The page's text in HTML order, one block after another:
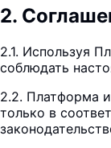
2.
2.1. Используя
соблюдать
2.2. Платформа
только в